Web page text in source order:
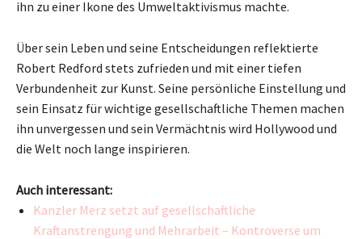
ihn zu einer Ikone des Umweltaktivismus machte.
Über sein Leben und seine Entscheidungen reflektierte
Robert Redford stets zufrieden und mit einer tiefen
Verbundenheit zur Kunst. Seine persönliche Einstellung und
sein Einsatz für wichtige gesellschaftliche Themen machen
ihn unvergessen und sein Vermächtnis wird Hollywood und
die Welt noch lange inspirieren.
Auch interessant:
Kanzler Merz setzt auf gesellschaftliche
Kraftanstrengung und Mehrarbeit – Kontroverse um